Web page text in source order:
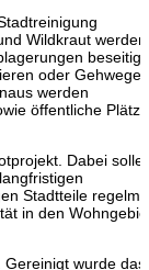
Wildkraut werden
beseitigt.
oder Gehwege
werden
öffentliche Plätze
Dabei
Stadtteile
in den
wurde das